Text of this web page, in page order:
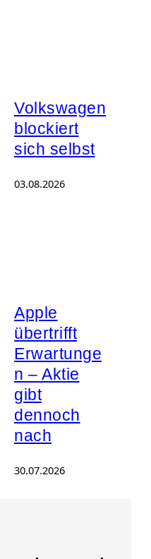
Volkswagen
blockiert
sich selbst
03.08.2026
Apple
übertrifft
Erwartunge
n – Aktie
gibt
dennoch
nach
30.07.2026